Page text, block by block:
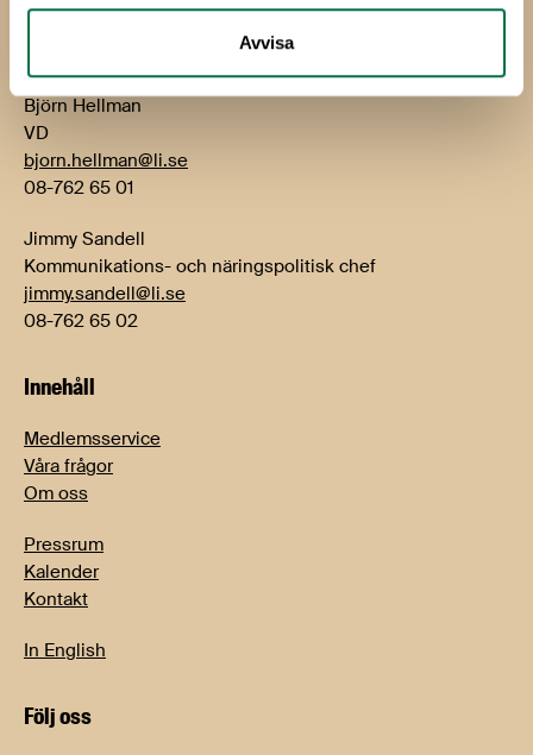
Avvisa
Björn Hellman
VD
bjorn.hellman@li.se
08-762 65 01
Jimmy Sandell
Kommunikations- och näringspolitisk chef
jimmy.sandell@li.se
08-762 65 02
Innehåll
Medlemsservice
Våra frågor
Om oss
Pressrum
Kalender
Kontakt
In English
Följ oss